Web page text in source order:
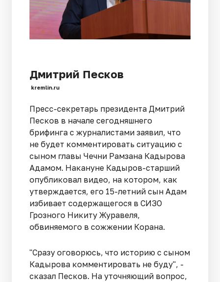
Дмитрий Песков
kremlin.ru
Пресс-секретарь президента Дмитрий
Песков в начале сегодняшнего
брифинга с журналистами заявил, что
не будет комментировать ситуацию с
сыном главы Чечни Рамзана Кадырова
Адамом. Накануне Кадыров-старший
опубликовал видео, на котором, как
утверждается, его 15-летний сын Адам
избивает содержащегося в СИЗО
Грозного Никиту Журавеля,
обвиняемого в сожжении Корана.
"Сразу оговорюсь, что историю с сыном
Кадырова комментировать не буду", -
сказал Песков. На уточняющий вопрос,